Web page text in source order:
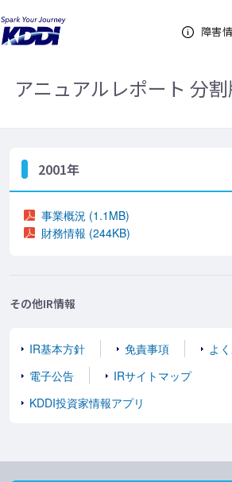
障害
メニュー
KDDIホーム
統合レポート（アーカイブ）
2001年 (分割版)
アニュアルレポート 分
2001年
事業概況 (1.1MB)
財務情報 (244KB)
その他IR情報
IR基本方針 免責事項
よ
電子公告
IRサイトマップ
KDDI投資家情報アプリ